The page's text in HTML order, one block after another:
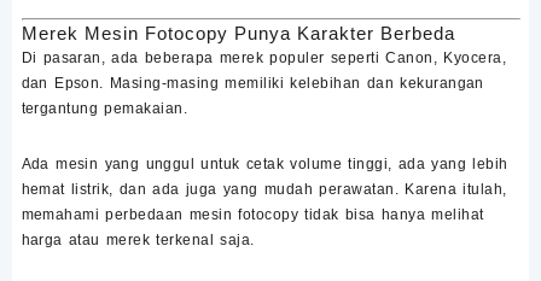
Merek Mesin Fotocopy Punya Karakter Berbeda
Di pasaran, ada beberapa merek populer seperti Canon, Kyocera,
dan Epson. Masing-masing memiliki kelebihan dan kekurangan
tergantung pemakaian.
Ada mesin yang unggul untuk cetak volume tinggi, ada yang lebih
hemat listrik, dan ada juga yang mudah perawatan. Karena itulah,
memahamiperbedaan mesin fotocopy tidak bisa hanya melihat
harga atau merek terkenal saja.